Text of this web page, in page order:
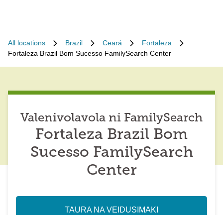
All locations Brazil Ceará
Fortaleza
Fortaleza Brazil Bom Sucesso FamilySearch Center
Valenivolavola ni FamilySearch
Fortaleza Brazil Bom
Sucesso FamilySearch
Center
TAURA NA VEIDUSIMAKI